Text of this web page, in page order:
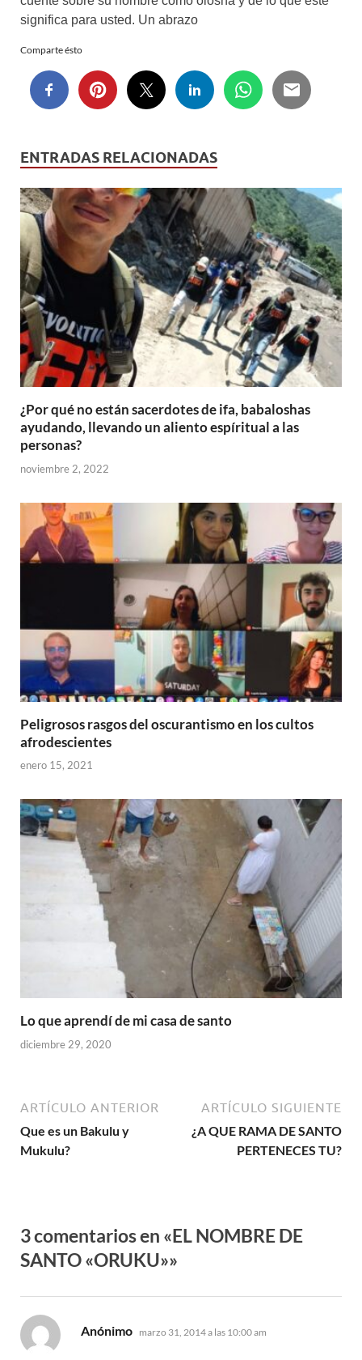
significa para usted. Un abrazo
Comparte ésto
ENTRADAS RELACIONADAS
¿Por qué no están sacerdotes de ifa, babaloshas
ayudando, llevando un aliento espíritual a las
personas?
noviembre 2, 2022
Peligrosos rasgos del oscurantismo en los cultos
afrodescientes
enero 15, 2021
Lo que aprendí de mi casa de santo
diciembre 29, 2020
ARTÍCULO ANTERIOR
Que es un Bakulu y
Mukulu?
ARTÍCULO SIGUIENTE
¿A QUE RAMA DE SANTO
PERTENECES TU?
3 comentarios en «EL NOMBRE DE
SANTO «ORUKU»»
Anónimo marzo 31, 2014 a las 10:00 am